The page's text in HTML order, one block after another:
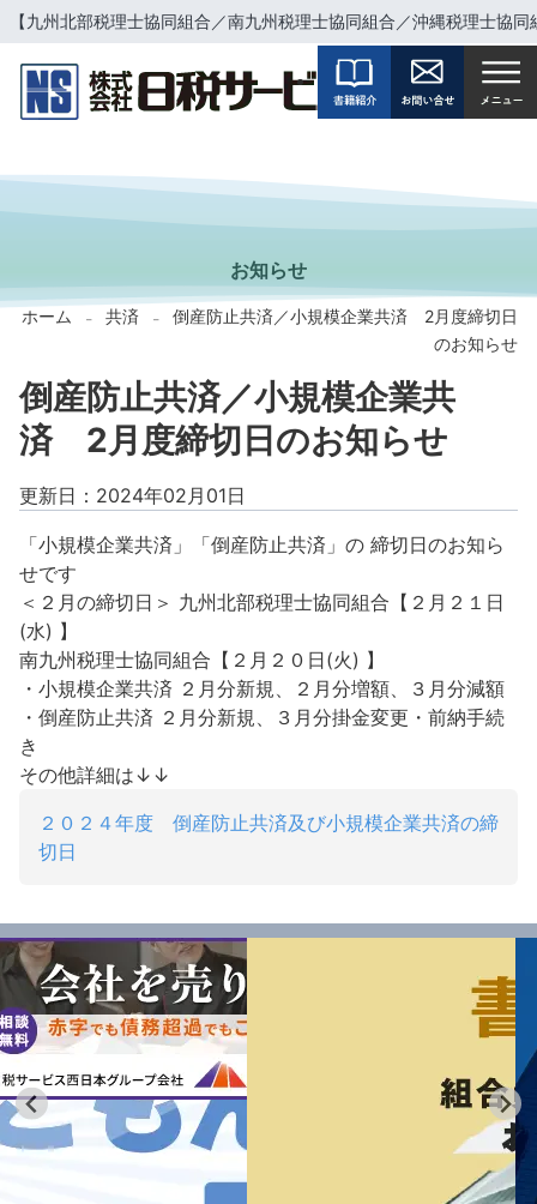
【九州北部税理士協同組合／南九州税理士協同組合／沖縄税理士協
INFORMATION
お知らせ
ホーム - 共済 -
倒産防止共済／小規模企業共済 2月度締切日
のお知らせ
倒産防止共済／小規模企業共
済 2月度締切日のお知らせ
更新日：2024年02月01日
「小規模企業共済」「倒産防止共済」の 締切日のお知ら
せです
＜２月の締切日＞ 九州北部税理士協同組合【２月２１日
(水) 】
南九州税理士協同組合【２月２０日(火) 】
・小規模企業共済 ２月分新規、２月分増額、３月分減額
・倒産防止共済 ２月分新規、３月分掛金変更・前納手続
き
その他詳細は↓↓
２０２４年度 倒産防止共済及び小規模企業共済の締
切日